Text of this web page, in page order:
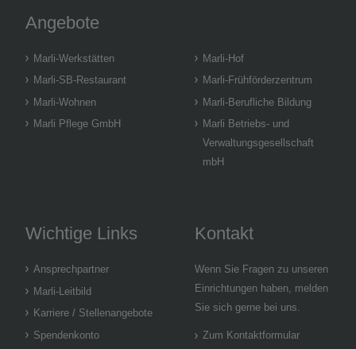
Angebote
Marli-Werkstätten
Marli-Hof
Marli-SB-Restaurant
Marli-Frühförderzentrum
Marli-Wohnen
Marli-Berufliche Bildung
Marli Pflege GmbH
Marli Betriebs- und
Verwaltungsgesellschaft
mbH
Wichtige Links
Ansprechpartner
Marli-Leitbild
Karriere / Stellenangebote
Spendenkonto
Kontakt
Wenn Sie Fragen zu unseren
Einrichtungen haben, melden
Sie sich gerne bei uns.
Zum Kontaktformular